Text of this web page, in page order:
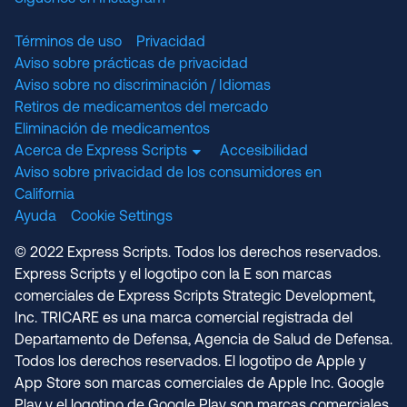
Términos de uso
Privacidad
Aviso sobre prácticas de privacidad
Aviso sobre no discriminación / Idiomas
Retiros de medicamentos del mercado
Eliminación de medicamentos
Acerca de Express Scripts
Accesibilidad
Aviso sobre privacidad de los consumidores en
California
Ayuda
Cookie Settings
© 2022 Express Scripts. Todos los derechos reservados.
Express Scripts y el logotipo con la E son marcas
comerciales de Express Scripts Strategic Development,
Inc. TRICARE es una marca comercial registrada del
Departamento de Defensa, Agencia de Salud de Defensa.
Todos los derechos reservados. El logotipo de Apple y
App Store son marcas comerciales de Apple Inc. Google